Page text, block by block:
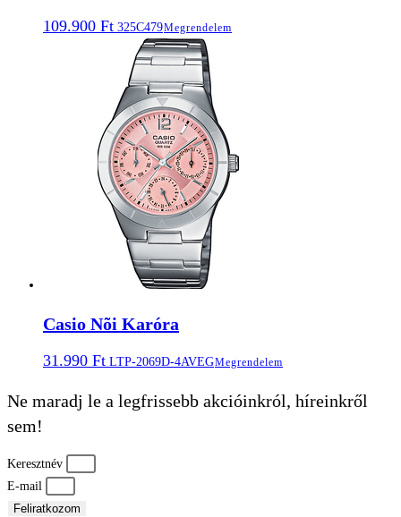
109.900 Ft 325C479Megrendelem
Casio Nõi Karóra
31.990 Ft LTP-2069D-4AVEGMegrendelem
Ne maradj le a legfrissebb akcióinkról, híreinkről
sem!
Keresztnév
E-mail
Feliratkozom